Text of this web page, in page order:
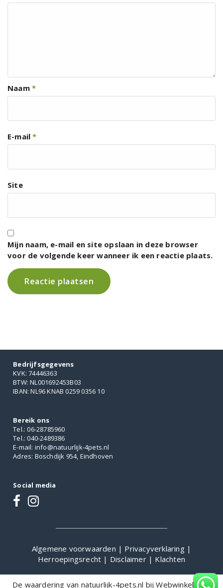
Naam *
E-mail*
Site
Mijn naam, e-mail en site opslaan in deze browser
voor de volgende keer wanneer ik een reactie plaats.
Bedrijfsgegevens
KVK: 74446363
BTW: NL001692453B03
IBAN: NL96 KNAB 0259 0356 10
Bereik ons
Tel.: 06-28785960
Tel.: 040-2489386
E-mail: info@natuurlijk-4pets.nl
Adres: Boschdijk 954, Eindhoven
Social media
Algemene voorwaarden | Privacyverklaring |
Herroepingsrecht | Disclaimer | Klachten
De waardering van natuurlijk-4pets.nl bijWebwinkelKeur